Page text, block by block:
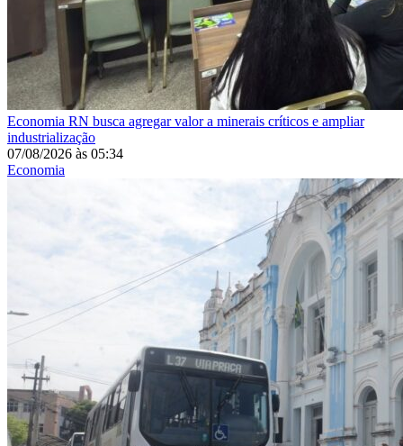
Economia RN busca agregar valor a minerais críticos e ampliar
industrialização
07/08/2026 às 05:34
Economia